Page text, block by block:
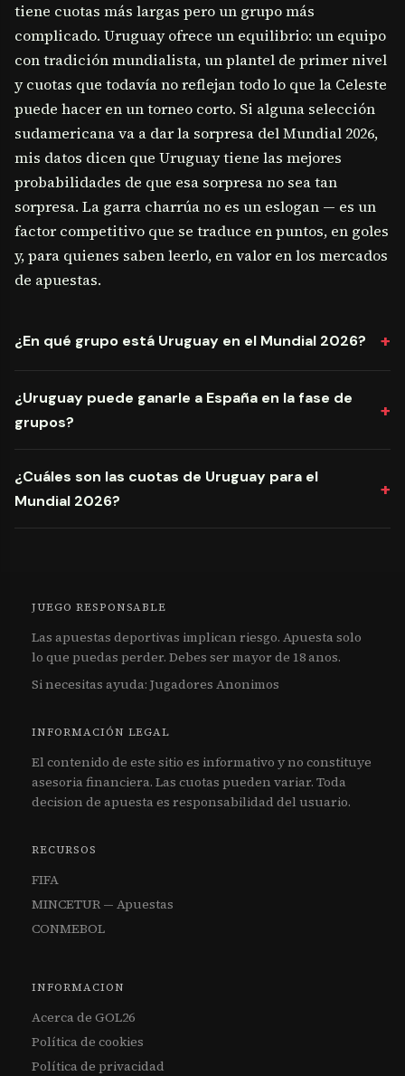
tiene cuotas más largas pero un grupo más
complicado. Uruguay ofrece un equilibrio: un equipo
con tradición mundialista, un plantel de primer nivel
y cuotas que todavía no reflejan todo lo que la Celeste
puede hacer en un torneo corto. Si alguna selección
sudamericana va a dar la sorpresa del Mundial 2026,
mis datos dicen que Uruguay tiene las mejores
probabilidades de que esa sorpresa no sea tan
sorpresa. La garra charrúa no es un eslogan — es un
factor competitivo que se traduce en puntos, en goles
y, para quienes saben leerlo, en valor en los mercados
de apuestas.
¿En qué grupo está Uruguay en el Mundial 2026?
¿Uruguay puede ganarle a España en la fase de
grupos?
¿Cuáles son las cuotas de Uruguay para el
Mundial 2026?
JUEGO RESPONSABLE
Las apuestas deportivas implican riesgo. Apuesta solo
lo que puedas perder. Debes ser mayor de 18 anos.
Si necesitas ayuda: Jugadores Anonimos
INFORMACIÓN LEGAL
El contenido de este sitio es informativo y no constituye
asesoria financiera. Las cuotas pueden variar. Toda
decision de apuesta es responsabilidad del usuario.
RECURSOS
FIFA
MINCETUR — Apuestas
CONMEBOL
INFORMACION
Acerca de GOL26
Política de cookies
Política de privacidad